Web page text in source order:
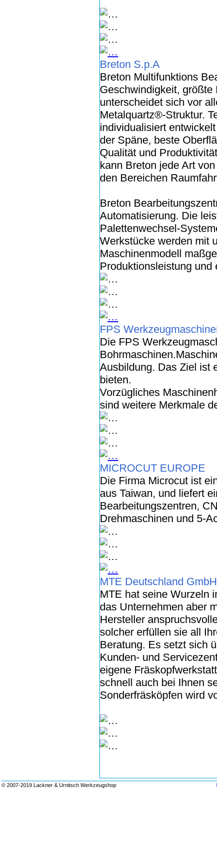
Breton S.p.A
Breton Multifunktions
Geschwindigkeit,
unterscheidet sich vor
Metalquartz®-Struktur.
individualisiert
der Späne, beste
Qualität und
kann Breton jede Art
den Bereichen
Breton
Automatisierung. Die
Palettenwechsel-
Werkstücke werden mit
Maschinenmodell
Produktionsleistung und
FPS
Die FPS
Ausbildung. Das Ziel ist
bieten.
Vorzügliches
sind weitere Merkmale
MICROCUT EUROPE
Die Firma Microcut ist
aus Taiwan, und liefert
Bearbeitungszentren,
Drehmaschinen und 5-
MTE Deutschland GmbH
MTE hat seine Wurzeln
das Unternehmen aber
Hersteller
solcher erfüllen sie all
Beratung. Es setzt sich
Kunden- und
eigene
schnell auch bei Ihnen
Sonderfräsköpfen wird
© 2007-2019 Lackner & Urnitsch Werkzeugshop